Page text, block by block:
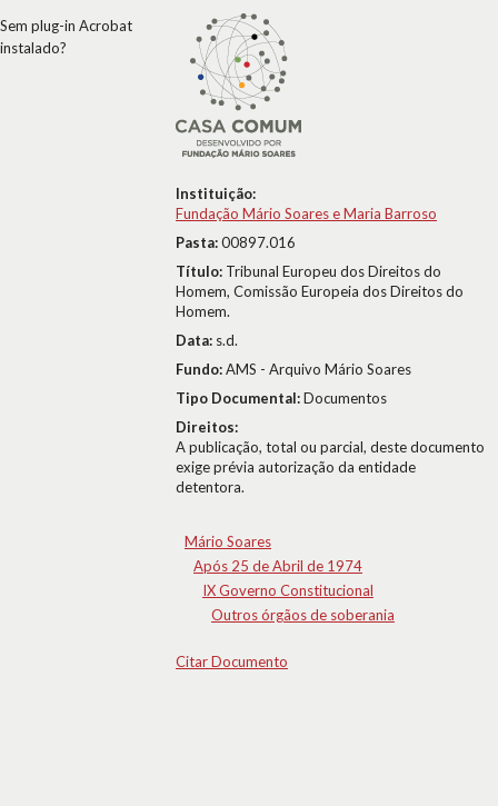
Instituição:
Fundação Mário Soares e Maria Barroso
Pasta:00897.016
Título: Tribunal Europeu dos Direitos do
Homem, Comissão Europeia dos Direitos do
Homem.
Data: s.d.
Fundo:AMS - Arquivo Mário Soares
Tipo Documental:Documentos
Direitos:
A publicação, total ou parcial, deste documento
exige prévia autorização da entidade
detentora.
Mário Soares
Após 25 de Abril de 1974
IX Governo Constitucional
Outros órgãos de soberania
Citar Documento
Sem plug-in Acrobat
instalado?